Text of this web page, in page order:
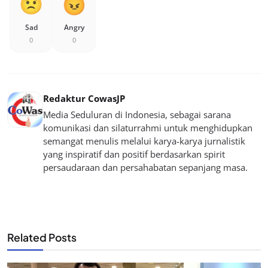
Sad
0
Angry
0
Redaktur CowasJP
Media Seduluran di Indonesia, sebagai sarana
komunikasi dan silaturrahmi untuk menghidupkan
semangat menulis melalui karya-karya jurnalistik
yang inspiratif dan positif berdasarkan spirit
persaudaraan dan persahabatan sepanjang masa.
Related Posts